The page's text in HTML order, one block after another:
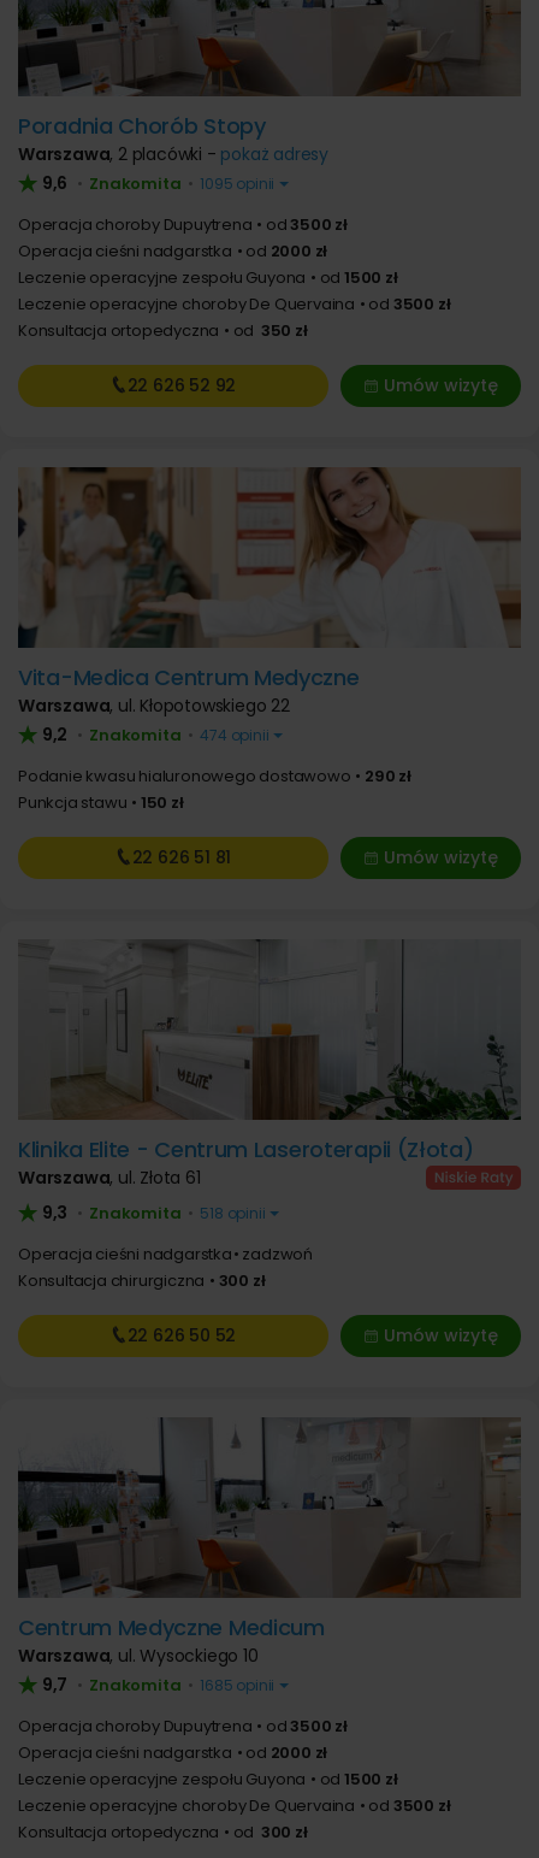
Poradnia Chorób Stopy
Warszawa, 2 placówki - pokaż adresy
9,6 • Znakomita • 1095 opinii
Operacja choroby Dupuytrena od 3500 zł
Operacja cieśni nadgarstka
od 2000 zł
Leczenie operacyjne zespołu Guyona
od 1500 zł
Leczenie operacyjne choroby De Quervaina
od 3500 zł
Konsultacja ortopedyczna
od 350 zł
Umów wizytę
22 626 52 92
Vita-Medica Centrum Medyczne
Warszawa, ul. Kłopotowskiego 22
9,2 • Znakomita • 474 opinii
Podanie kwasu hialuronowego dostawowo
290 zł
Punkcja stawu
150 zł
Umów wizytę
22 626 51 81
Klinika Elite - Centrum Laseroterapii (Złota)
Warszawa, ul. Złota 61
9,3 • Znakomita • 518 opinii
Operacja cieśni nadgarstka zadzwoń
Konsultacja chirurgiczna
300 zł
Umów wizytę
22 626 50 52
Centrum Medyczne Medicum
Warszawa, ul. Wysockiego 10
9,7 • Znakomita • 1685 opinii
Operacja choroby Dupuytrena od 3500 zł
Operacja cieśni nadgarstka
od 2000 zł
Leczenie operacyjne zespołu Guyona
od 1500 zł
Leczenie operacyjne choroby De Quervaina
od 3500 zł
Konsultacja ortopedyczna
od 300 zł